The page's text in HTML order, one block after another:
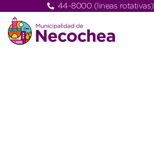
44-8000 (lineas rotativas)